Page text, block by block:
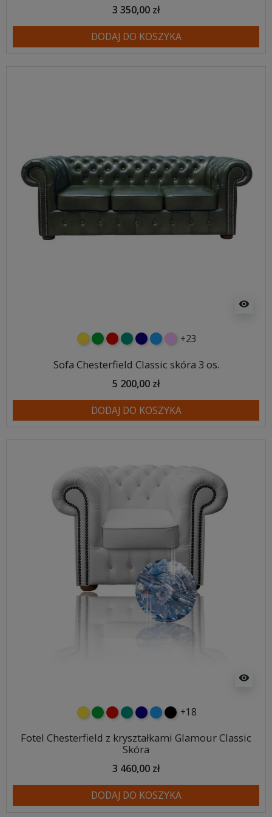
3 350,00 zł
DODAJ DO KOSZYKA
visibility
żółtyzielonyczerwony
turkusowy
granatowy
niebieski
różowy
+23
Sofa Chesterfield Classic skóra 3 os.
5 200,00 zł
DODAJ DO KOSZYKA
visibility
żółtyzielonyczerwony
turkusowy
granatowy
niebieski
czarny
+18
Fotel Chesterfield z kryształkami Glamour Classic
Skóra
3 460,00 zł
DODAJ DO KOSZYKA